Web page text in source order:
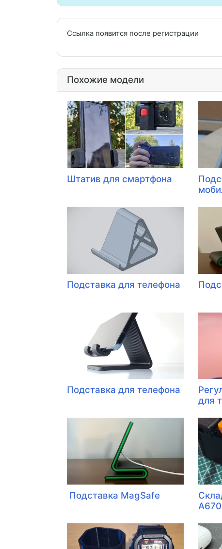
Ссылка появится после регистрации
Похожие модели
Штатив для смартфона
Подставка для телефона
Подставка для телефона
для
Подставка MagSafe